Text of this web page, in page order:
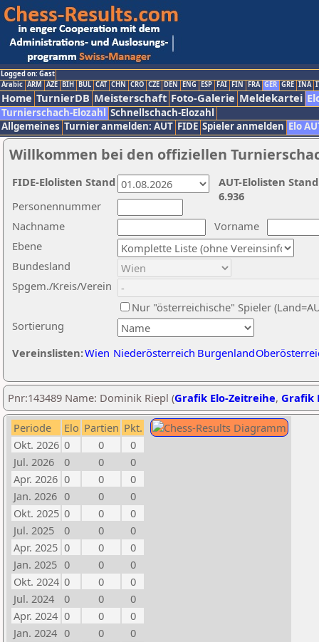
Logged on: Gast
Arabic ARM AZE BIH BUL CAT CHN CRO CZE DEN ENG ESP FAI FIN FRA GER GRE INA
Home TurnierDB Meisterschaft Foto-Galerie Meldekartei
Turnierschach-Elozahl Schnellschach-Elozahl
Allgemeines Turnier anmelden: AUT FIDE Spieler anmelden Elo
Willkommen bei den offiziellen
Nachname
Vorname
Ebene
Sortierung
Personennummer
Bundesland
Spgem./Kreis/Verein
Nur "österreichische" Spieler
Vereinslisten:Wien Niederösterreich Burgenland
AUT-Elolisten
6.936
FIDE-Elolisten Stand
Pnr:143489 Name: Dominik Riepl (Grafik Elo-Zeitreihe, Grafik
Periode Elo Partien Pkt.
Okt. 2026 0 0
0
Jul. 2026
0 0
0
Apr. 2026 0 0
0
Jan. 2026 0 0
0
Okt. 2025 0 0
0
Jul. 2025
0 0
0
Apr. 2025 0 0
0
Jan. 2025 0 0
0
Okt. 2024 0 0
0
Jul. 2024
0 0
0
Apr. 2024 0 0
0
Jan. 2024 0 0
0